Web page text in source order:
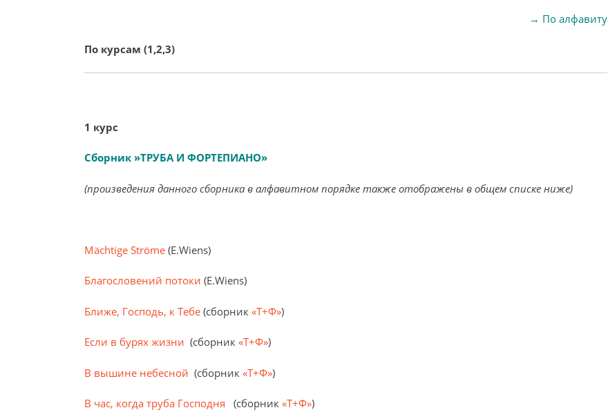
→ По алфавиту
По курсам (1,2,3)
1 курс
Сборник »ТРУБА И ФОРТЕПИАНО»
(произведения данного сборника в алфавитном порядке также отображены в общем списке ниже)
Mächtige Ströme (E.Wiens)
Благословений потоки (E.Wiens)
Ближе, Господь, к Тебе (сборник «Т+Ф»)
Если в бурях жизни (сборник «Т+Ф»)
В вышине небесной (сборник «Т+Ф»)
В час, когда труба Господня (сборник «Т+Ф»)